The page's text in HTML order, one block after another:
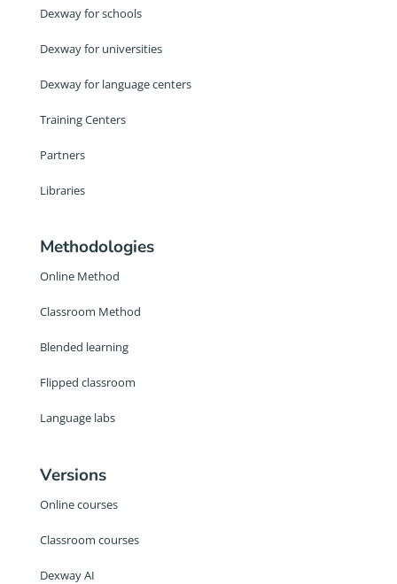
Dexway for schools
Dexway for universities
Dexway for language centers
Training Centers
Partners
Libraries
Methodologies
Online Method
Classroom Method
Blended learning
Flipped classroom
Language labs
Versions
Online courses
Classroom courses
Dexway AI